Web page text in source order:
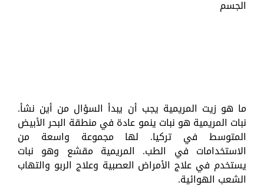
ما هو زيت المريمية يجب أن يبدأ السؤال من أين نشأ.
نبات المريمية هو نبات ينمو عادة في منطقة البحر الأبيض
المتوسط ​​في تركيا. لها مجموعة واسعة من
الاستخدامات في الطب. المريمية مقشع وهو نبات
يستخدم في علاج الأمراض العصبية وعلاج الربو والتهاب
الشعب الهوائية.